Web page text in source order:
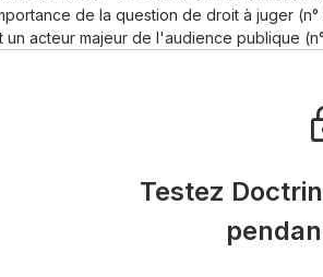
de la question de droit à juger
un acteur majeur de l'audience publique
Testez